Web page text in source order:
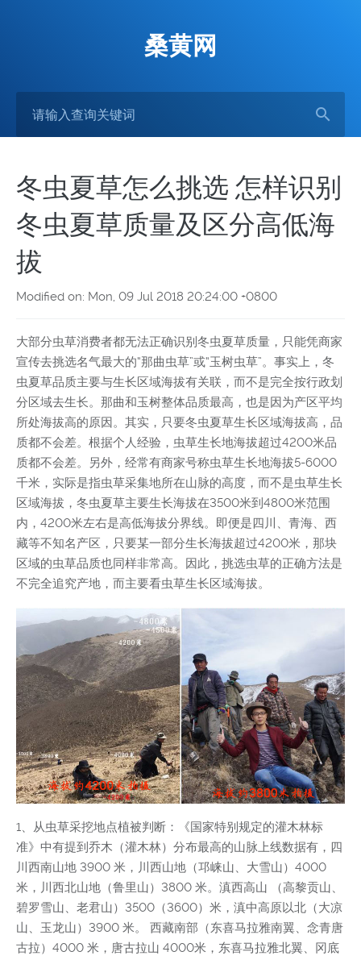
桑黄网
冬虫夏草怎么挑选 怎样识别
冬虫夏草质量及区分高低海
拔
Modified on: Mon, 09 Jul 2018 20:24:00 +0800
大部分虫草消费者都无法正确识别冬虫夏草质量，只能凭商家
宣传去挑选名气最大的“那曲虫草”或“玉树虫草”。事实上，冬
虫夏草品质主要与生长区域海拔有关联，而不是完全按行政划
分区域去生长。那曲和玉树整体品质最高，也是因为产区平均
所处海拔高的原因。其实，只要冬虫夏草生长区域海拔高，品
质都不会差。根据个人经验，虫草生长地海拔超过4200米品
质都不会差。另外，经常有商家号称虫草生长地海拔5-6000
千米，实际是指虫草采集地所在山脉的高度，而不是虫草生长
区域海拔，冬虫夏草主要生长海拔在3500米到4800米范围
内，4200米左右是高低海拔分界线。即便是四川、青海、西
藏等不知名产区，只要某一部分生长海拔超过4200米，那块
区域的虫草品质也同样非常高。因此，挑选虫草的正确方法是
不完全追究产地，而主要看虫草生长区域海拔。
1、从虫草采挖地点植被判断：《国家特别规定的灌木林标
准》中有提到乔木（灌木林）分布最高的山脉上线数据有，四
川西南山地 3900 米，川西山地（邛崃山、大雪山）4000
米，川西北山地（鲁里山）3800 米。滇西高山 （高黎贡山、
碧罗雪山、老君山）3500（3600）米，滇中高原以北（大凉
山、玉龙山）3900 米。 西藏南部（东喜马拉雅南翼、念青唐
古拉）4000 米，唐古拉山 4000米，东喜马拉雅北翼、冈底